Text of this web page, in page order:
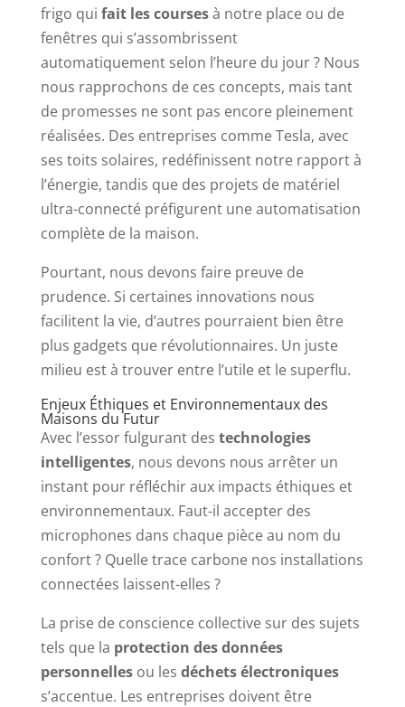
frigo qui fait les coursesà notre place ou de
fenêtres qui s’assombrissent
automatiquement selon l’heure du jour ? Nous
nous rapprochons de ces concepts, mais tant
de promesses ne sont pas encore pleinement
réalisées. Des entreprises comme Tesla, avec
ses toits solaires, redéfinissent notre rapport à
l’énergie, tandis que des projets de matériel
ultra-connecté préfigurent une automatisation
complète de la maison.
Pourtant, nous devons faire preuve de
prudence. Si certaines innovations nous
facilitent la vie, d’autres pourraient bien être
plus gadgets que révolutionnaires. Un juste
milieu est à trouver entre l’utile et le superflu.
Enjeux Éthiques et Environnementaux des
Maisons du Futur
Avec l’essor fulgurant des technologies
intelligentes, nous devons nous arrêter un
instant pour réfléchir aux impacts éthiques et
environnementaux. Faut-il accepter des
microphones dans chaque pièce au nom du
confort ? Quelle trace carbone nos installations
connectées laissent-elles ?
La prise de conscience collective sur des sujets
tels que la protection des données
personnellesou les déchets électroniques
s’accentue. Les entreprises doivent être